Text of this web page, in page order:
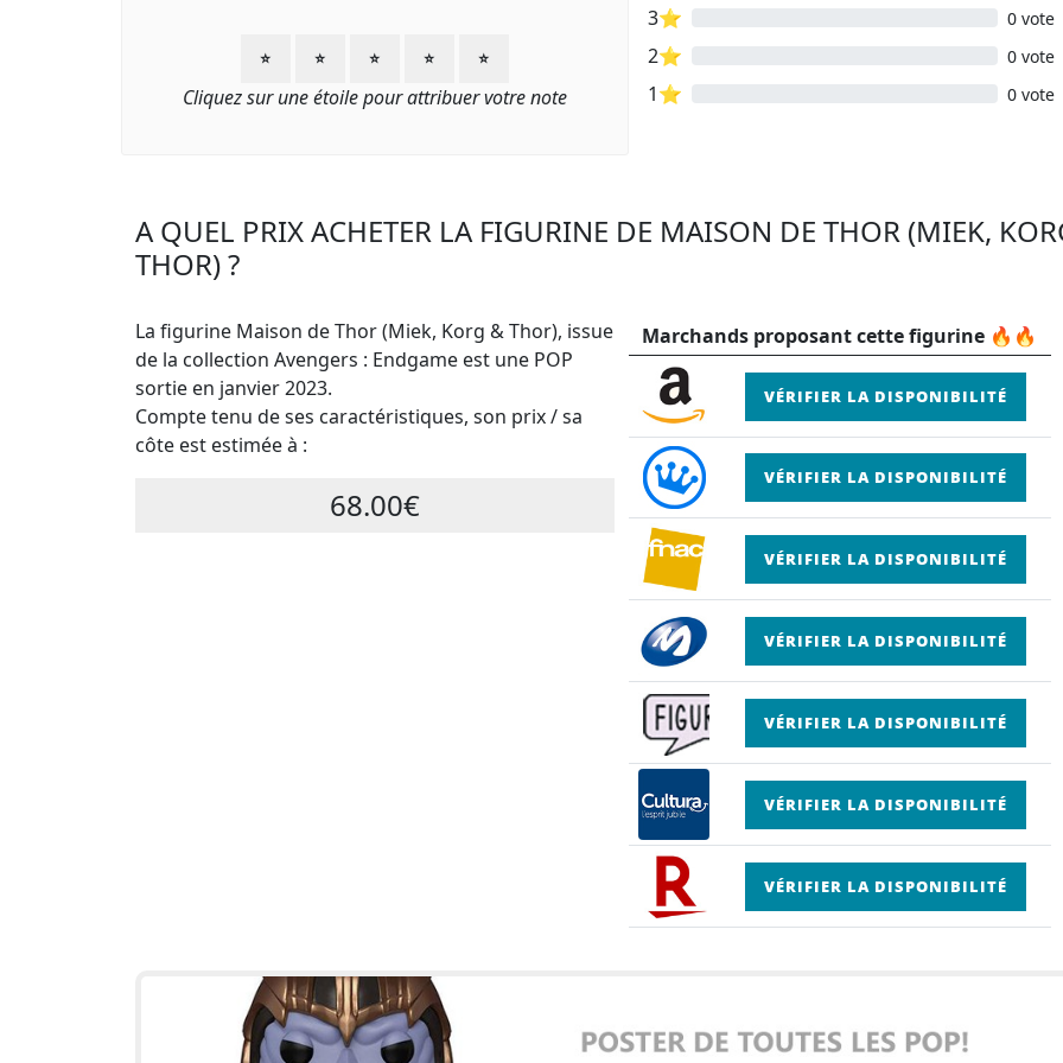
⭐ ⭐ ⭐ ⭐ ⭐
Cliquez sur une étoile pour attribuer votre note
3⭐ 0 vote
2⭐ 0 vote
1⭐ 0 vote
A QUEL PRIX ACHETER LA FIGURINE DE MAISON DE THOR (MIEK,
THOR) ?
La figurine Maison de Thor (Miek, Korg & Thor), issue
de la collection Avengers : Endgame est une POP
sortie en janvier 2023.
Compte tenu de ses caractéristiques, son prix / sa
côte est estimée à :
68.00€
Marchands proposant cette figurine 🔥🔥
VÉRIFIER LA DISPONIBILITÉ
VÉRIFIER LA DISPONIBILITÉ
VÉRIFIER LA DISPONIBILITÉ
VÉRIFIER LA DISPONIBILITÉ
VÉRIFIER LA DISPONIBILITÉ
VÉRIFIER LA DISPONIBILITÉ
VÉRIFIER LA DISPONIBILITÉ